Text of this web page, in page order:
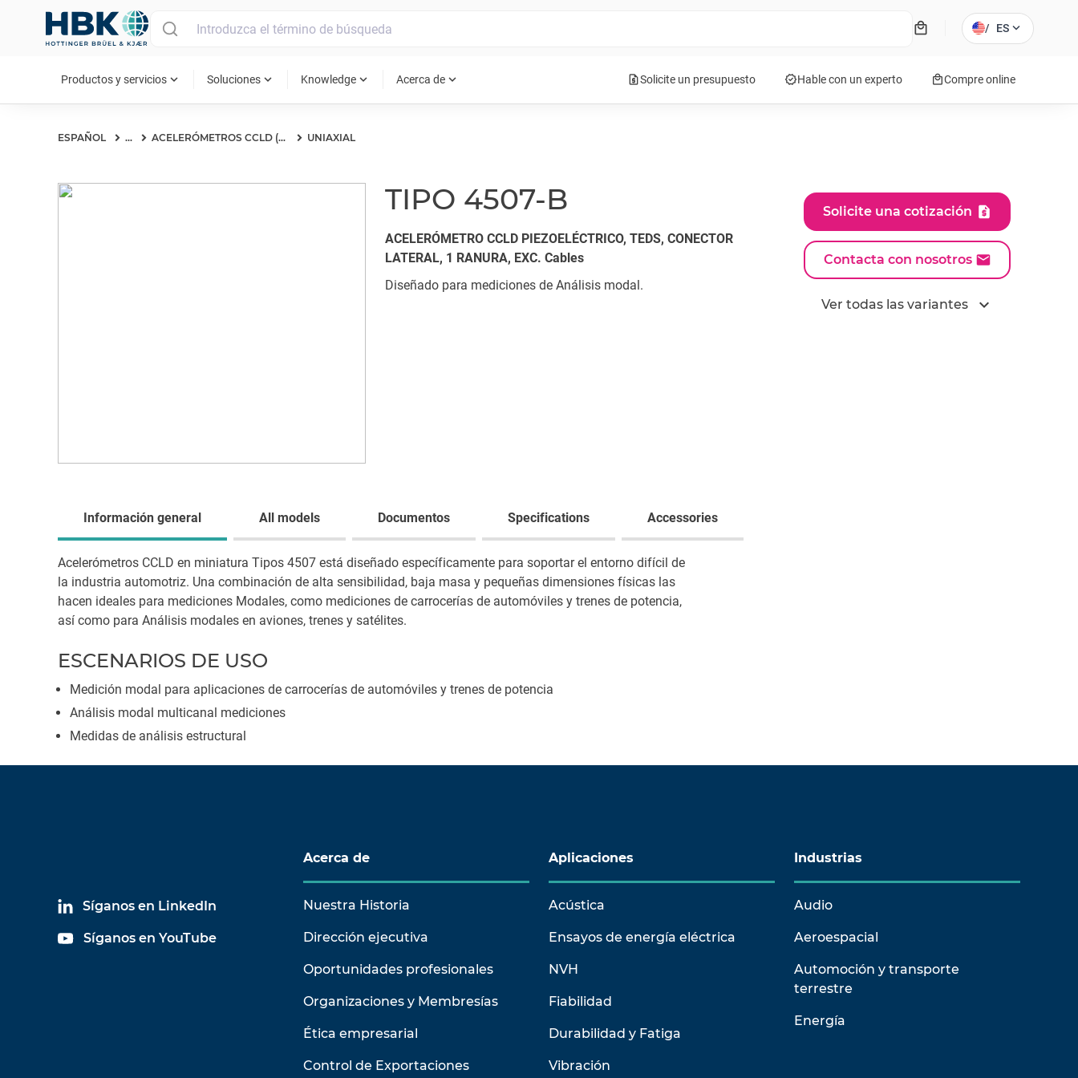
local_mall / ES expand_more
Productos y servicios expand_more Soluciones expand_more Knowledge expand_more Acerca de expand_more request_quoteSolicite un presupuesto verifiedHable con un experto local_mallCompre online
ESPAÑOL ... ACELERÓMETROS CCLD (IEPE) UNIAXIAL
TIPO 4507-B
ACELERÓMETRO CCLD PIEZOELÉCTRICO, TEDS, CONECTOR
LATERAL, 1 RANURA, EXC. Cables
Diseñado para mediciones de Análisis modal.
Solicite una cotización
Contacta con nosotros
Ver todas las variantes expand_more
Información general All models Documentos Specifications Accessories
Acelerómetros CCLD en miniatura Tipos 4507 está diseñado específicamente para soportar el entorno difícil de
la industria automotriz. Una combinación de alta sensibilidad, baja masa y pequeñas dimensiones físicas las
hacen ideales para mediciones Modales, como mediciones de carrocerías de automóviles y trenes de potencia,
así como para Análisis modales en aviones, trenes y satélites.
ESCENARIOS DE USO
Medición modal para aplicaciones de carrocerías de automóviles y trenes de potencia
Análisis modal multicanal mediciones
Medidas de análisis estructural
Síganos en LinkedIn
Síganos en YouTube
Acerca de
Nuestra Historia
Dirección ejecutiva
Oportunidades profesionales
Organizaciones y Membresías
Ética empresarial
Control de Exportaciones
Aplicaciones
Acústica
Ensayos de energía eléctrica
NVH
Fiabilidad
Durabilidad y Fatiga
Vibración
Industrias
Audio
Aeroespacial
Automoción y transporte
terrestre
Energía